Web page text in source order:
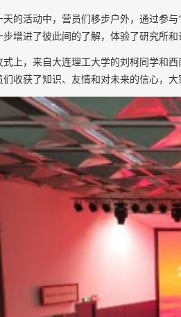
的活动中， 营员们移步户外，通过参与
步增进了彼此间 的了解，体验了研究所和
式上 ，来自大连理工大学的刘柯 同学和 西
们收获了知识、友情和对未来的信心，